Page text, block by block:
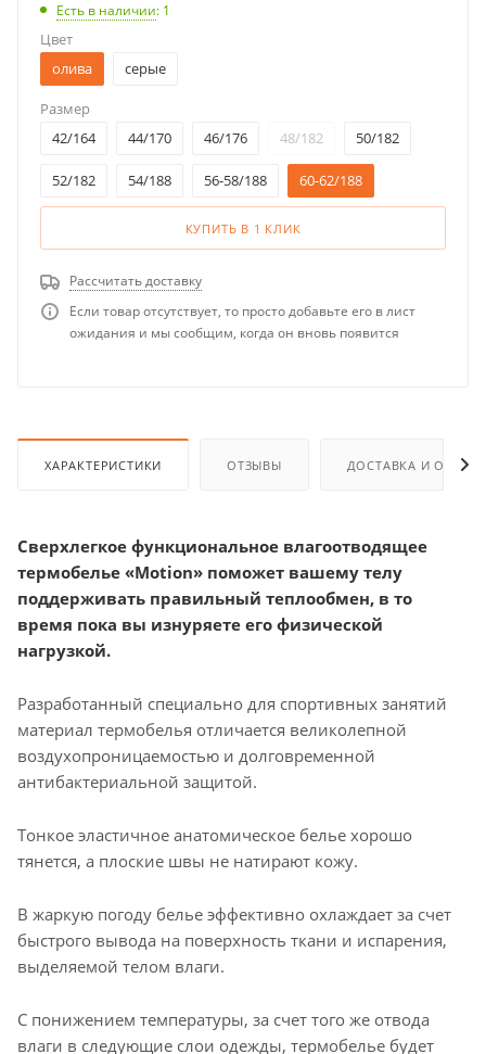
Есть в наличии: 1
Цвет
олива
серые
Размер
42/164
44/170 46/176 48/182 50/182
52/182 54/188 56-58/188 60-62/188
КУПИТЬ В 1 КЛИК
Рассчитать доставку
Если товар отсутствует, то просто добавьте его в лист
ожидания и мы сообщим, когда он вновь появится
ХАРАКТЕРИСТИКИ ОТЗЫВЫ ДОСТАВКА И
Сверхлегкое функциональное влагоотводящее
термобелье «Motion» поможет вашему телу
поддерживать правильный теплообмен, в то
время пока вы изнуряете его физической
нагрузкой.
Разработанный специально для спортивных занятий
материал термобелья отличается великолепной
воздухопроницаемостью и долговременной
антибактериальной защитой.
Тонкое эластичное анатомическое белье хорошо
тянется, а плоские швы не натирают кожу.
В жаркую погоду белье эффективно охлаждает за счет
быстрого вывода на поверхность ткани и испарения,
выделяемой телом влаги.
С понижением температуры, за счет того же отвода
влаги в следующие слои одежды, термобелье будет